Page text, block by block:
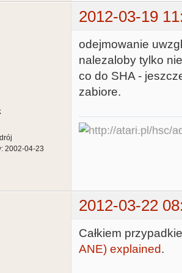
2012-03-19
2002-04-23
odejmowanie
nalezaloby tylko
co do SHA -
zabiore.
2012-03-22
Całkiem
ANE) explained.